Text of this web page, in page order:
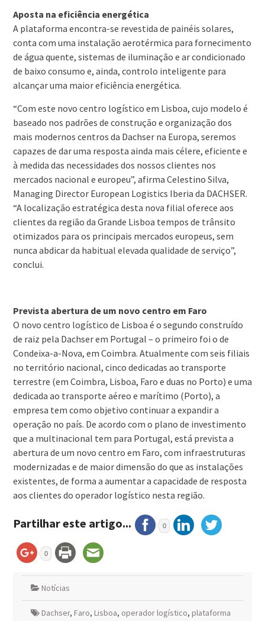
Aposta na eficiência energética
A plataforma encontra-se revestida de painéis solares,
conta com uma instalação aerotérmica para fornecimento
de água quente, sistemas de iluminação e ar condicionado
de baixo consumo e, ainda, controlo inteligente para
alcançar uma maior eficiência energética.
“Com este novo centro logístico em Lisboa, cujo modelo é
baseado nos padrões de construção e organização dos
mais modernos centros da Dachser na Europa, seremos
capazes de dar uma resposta ainda mais célere, eficiente e
à medida das necessidades dos nossos clientes nos
mercados nacional e europeu”, afirma Celestino Silva,
Managing Director European Logistics Iberia da DACHSER.
“A localização estratégica desta nova filial oferece aos
clientes da região da Grande Lisboa tempos de trânsito
otimizados para os principais mercados europeus, sem
nunca abdicar da habitual elevada qualidade de serviço”,
conclui.
Prevista abertura de um novo centro em Faro
O novo centro logístico de Lisboa é o segundo construído
de raiz pela Dachser em Portugal – o primeiro foi o de
Condeixa-a-Nova, em Coimbra. Atualmente com seis filiais
no território nacional, cinco dedicadas ao transporte
terrestre (em Coimbra, Lisboa, Faro e duas no Porto) e uma
dedicada ao transporte aéreo e marítimo (Porto), a
empresa tem como objetivo continuar a expandir a
operação no país. De acordo com o plano de investimento
que a multinacional tem para Portugal, está prevista a
abertura de um novo centro em Faro, com infraestruturas
modernizadas e de maior dimensão do que as instalações
existentes, de forma a aumentar a capacidade de resposta
aos clientes do operador logístico nesta região.
Partilhar este artigo... 0
0
Notícias
Dachser, Faro, Lisboa, operador logístico, plataforma